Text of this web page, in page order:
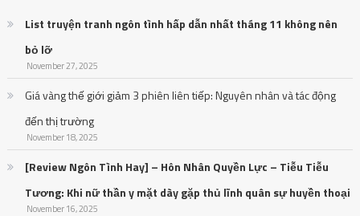
List truyện tranh ngôn tình hấp dẫn nhất tháng 11 không nên
bỏ lỡ
November 27, 2025
Giá vàng thế giới giảm 3 phiên liên tiếp: Nguyên nhân và tác động
đến thị trường
November 18, 2025
[Review Ngôn Tình Hay] – Hôn Nhân Quyền Lực – Tiễu Tiễu
Tương: Khi nữ thần y mặt dày gặp thủ lĩnh quân sự huyền thoại
November 16, 2025